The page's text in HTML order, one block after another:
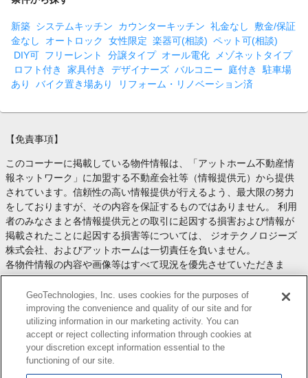
新築 システムキッチン カウンターキッチン 礼金なし
敷金/保証
金なし
オートロック 女性限定 楽器可(相談) ペット可(相談)
DIY可 フリーレント 分譲タイプ オール電化
メゾネットタイプ
ロフト付き
家具付き デザイナーズ バルコニー 庭付き
駐車場
あり
バイク置き場あり リフォーム・リノベーション済
【免責事項】
このコーナーに掲載している物件情報は、「アットホーム不動産情
報ネットワーク」に加盟する不動産会社等（情報提供元）から提供
されています。信頼性の高い情報提供が行えるよう、最大限の努力
をしておりますが、その内容を保証するものではありません。 利用
者のみなさまと各情報提供元との取引に起因する損害および情報が
掲載されたことに起因する損害等については、 ジオテクノロジーズ
株式会社、およびアットホームは一切責任を負いません。
各物件情報の内容や画像等はすべて現況を優先させていただきま
す。
お取引等（お取引の準備、資金調達等を含みます）の際には、内容
や契約条件等について、 各情報提供元より十分な説明を受け、ご自
身でご確認の上、判断してください。
このコーナーへの物件情報のご掲載、その他不動産業務ソリューシ
ョン等についての不動産会社様のお問合せはこちら
します。
GeoTechnologies, Inc. uses cookies for the purposes of
improving the convenience and quality of our site and for
utilizing information in our marketing activity. You can
accept or reject collecting information through cookies at
your discretion except information essential to the
functioning of our site.